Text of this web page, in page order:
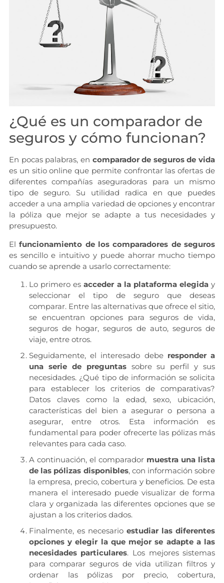
¿Qué es un comparador de
seguros y cómo funcionan?
En pocas palabras, en comparador de seguros de vida
es un sitio online que permite confrontar las ofertas de
diferentes compañías aseguradoras para un mismo
tipo de seguro. Su utilidad radica en que puedes
acceder a una amplia variedad de opciones y encontrar
la póliza que mejor se adapte a tus necesidades y
presupuesto.
Elfuncionamiento de los comparadores de seguros
es sencillo e intuitivo y puede ahorrar mucho tiempo
cuando se aprende a usarlo correctamente:
Lo primero esacceder a la plataforma elegiday
seleccionar el tipo de seguro que deseas
comparar. Entre las alternativas que ofrece el sitio,
se encuentran opciones para seguros de vida,
seguros de hogar, seguros de auto, seguros de
viaje, entre otros.
Seguidamente, el interesado debe responder a
una serie de preguntassobre su perfil y sus
necesidades. ¿Qué tipo de información se solicita
para establecer los criterios de comparativas?
Datos claves como la edad, sexo, ubicación,
características del bien a asegurar o persona a
asegurar, entre otros. Esta información es
fundamental para poder ofrecerte las pólizas más
relevantes para cada caso.
A continuación, el comparador muestra una lista
de las pólizas disponibles, con información sobre
la empresa, precio, cobertura y beneficios. De esta
manera el interesado puede visualizar de forma
clara y organizada las diferentes opciones que se
ajustan a los criterios dados.
Finalmente, es necesarioestudiar las diferentes
opciones y elegir la que mejor se adapte a las
necesidades particulares. Los mejores sistemas
para comparar seguros de vida utilizan filtros y
ordenar las pólizas por precio, cobertura,